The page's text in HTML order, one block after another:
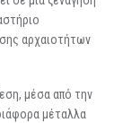
αρχαιοτήτων
μέσα από την
μέταλλα